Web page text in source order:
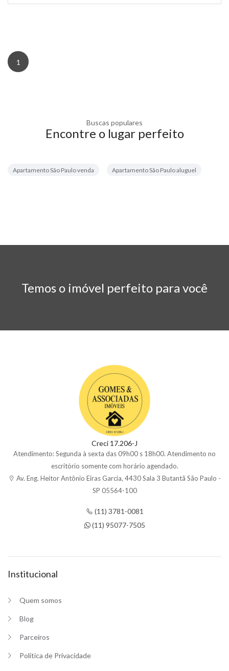
1
Buscas populares
Encontre o lugar perfeito
Apartamento São Paulo venda Apartamento São Paulo aluguel
Temos o imóvel perfeito para você
Creci 17.206-J
Atendimento: Segunda à sexta das 09h00 s 18h00. Atendimento no
escritório somente com horário agendado.
Av. Eng. Heitor Antônio Eiras Garcia, 4430 Sala 3 Butantã São Paulo -
SP 05564-100
(11) 3781-0081
(11) 95077-7505
Institucional
Quem somos
Blog
Parceiros
Política de Privacidade